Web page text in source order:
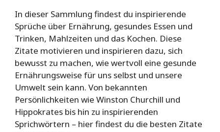
In dieser Sammlung findest du inspirierende
Sprüche über Ernährung, gesundes Essen und
Trinken, Mahlzeiten und das Kochen. Diese
Zitate motivieren und inspirieren dazu, sich
bewusst zu machen, wie wertvoll eine gesunde
Ernährungsweise für uns selbst und unsere
Umwelt sein kann. Von bekannten
Persönlichkeiten wie Winston Churchill und
Hippokrates bis hin zu inspirierenden
Sprichwörtern – hier findest du die besten Zitate